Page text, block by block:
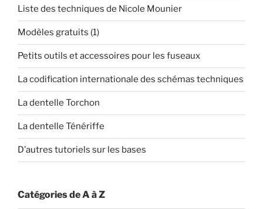
Liste des techniques de Nicole Mounier
Modèles gratuits (1)
Petits outils et accessoires pour les fuseaux
La codification internationale des schémas techniques
La dentelle Torchon
La dentelle Ténériffe
D’autres tutoriels sur les bases
Catégories de A à Z